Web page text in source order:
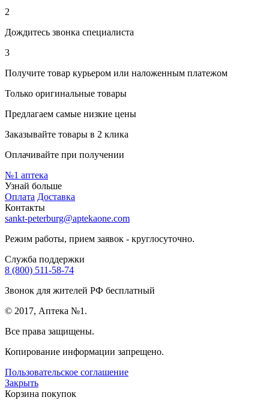
2
Дождитесь звонка специалиста
3
Получите товар курьером или наложенным платежом
Только оригинальные товары
Предлагаем самые низкие цены
Заказывайте товары в 2 клика
Оплачивайте при получении
№1 аптека
Узнай больше
Оплата Доставка
Контакты
sankt-peterburg@aptekaone.com
Режим работы, прием заявок - круглосуточно.
Служба поддержки
8 (800) 511-58-74
Звонок для жителей РФ бесплатный
© 2017, Аптека №1.
Все права защищены.
Копирование информации запрещено.
Пользовательское соглашение
Закрыть
Корзина покупок